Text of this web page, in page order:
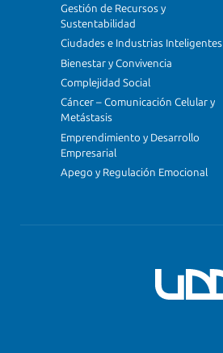
Gestión de Recursos y
Sustentabilidad
Ciudades e Industrias Inteligentes
Bienestar y Convivencia
Complejidad Social
Cáncer – Comunicación Celular y
Metástasis
Emprendimiento y Desarrollo
Empresarial
Apego y Regulación Emocional